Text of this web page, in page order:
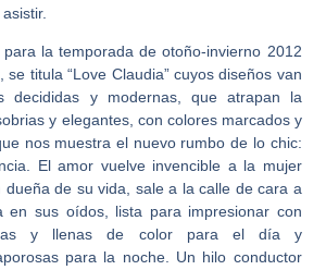
la temporada de otoño-invierno 2012
, se titula “Love Claudia” cuyos diseños van
decididas y modernas, que atrapan la
y elegantes, con colores marcados y
nos muestra el nuevo rumbo de lo chic:
El amor vuelve invencible a la mujer
dueña de su vida, sale a la calle de cara a
en sus oídos, lista para impresionar con
y llenas de color para el día y
para la noche. Un hilo conductor